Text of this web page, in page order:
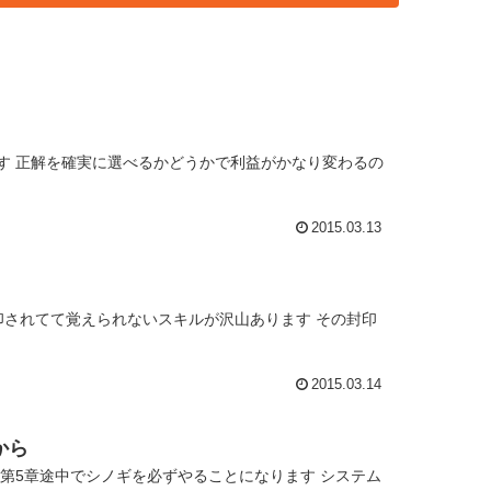
正解を確実に選べるかどうかで利益がかなり変わるの
2015.03.13
れてて覚えられないスキルが沢山あります その封印
2015.03.14
ら
5章途中でシノギを必ずやることになります システム